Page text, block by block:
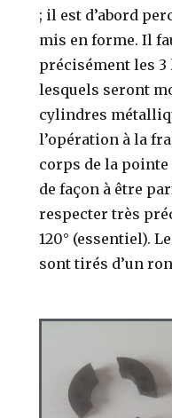
; il est d’abord
mis en forme. Il
précisément les
lesquels seront
cylindres
l’opération à la
corps de la
de façon à être
respecter très
120° (essentiel).
sont tirés d’un